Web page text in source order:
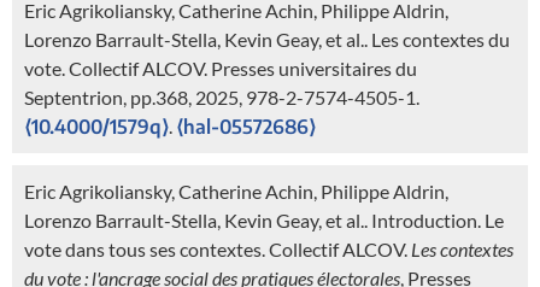
Eric Agrikoliansky, Catherine Achin, Philippe Aldrin,
Lorenzo Barrault-Stella, Kevin Geay, et al.. Les contextes du
vote. Collectif ALCOV. Presses universitaires du
Septentrion, pp.368, 2025, 978-2-7574-4505-1.
⟨10.4000/1579q⟩. ⟨hal-05572686⟩
Eric Agrikoliansky, Catherine Achin, Philippe Aldrin,
Lorenzo Barrault-Stella, Kevin Geay, et al.. Introduction. Le
vote dans tous ses contextes. Collectif ALCOV. Les contextes
du vote : l'ancrage social des pratiques électorales, Presses